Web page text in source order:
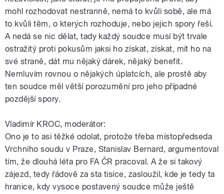
mohl rozhodovat nestranně, nemá to kvůli sobě, ale má
to kvůli těm, o kterých rozhoduje, nebo jejich spory řeší.
A nedá se nic dělat, tady každý soudce musí být trvale
ostražitý proti pokusům jaksi ho získat, získat, mít ho na
své straně, dát mu nějaký dárek, nějaký benefit.
Nemluvím rovnou o nějakých úplatcích, ale prostě aby
ten soudce měl větší porozumění pro jeho případné
pozdější spory.
Vladimír KROC, moderátor:
Ono je to asi těžké odolat, protože třeba místopředseda
Vrchního soudu v Praze, Stanislav Bernard, argumentoval
tím, že dlouhá léta pro FA ČR pracoval. A že si takový
zájezd, tedy řádově za sta tisíce, zasloužil, kde je tedy ta
hranice, kdy vysoce postavený soudce může ještě